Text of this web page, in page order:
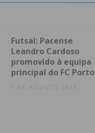
Futsal: Pacense
Leandro Cardoso
promovido à equipa
principal do FC Porto
9 DE AGOSTO 2026